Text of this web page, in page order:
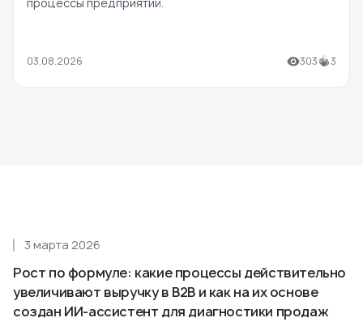
процессы предприятий.
03.08.2026 303 3
Рост по формуле: какие процессы действительно
увеличивают выручку в B2B и как на их основе
создан ИИ-ассистент для диагностики продаж
3 марта 2026